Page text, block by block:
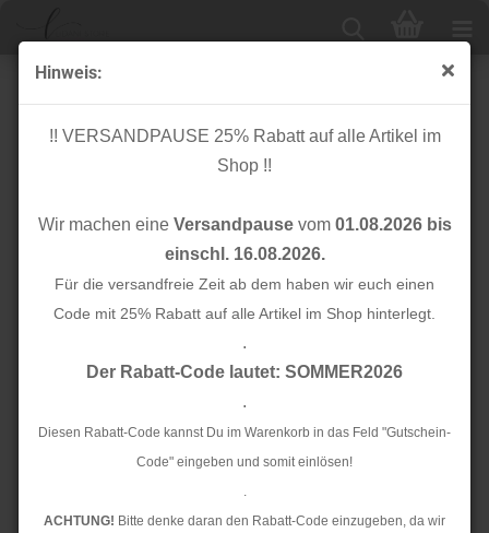
Hinweis:
!! VERSANDPAUSE 25% Rabatt auf alle Artikel im
Shop !!
Wir machen eine Versandpausevom 01.08.2026 bis
einschl. 16.08.2026.
Für die versandfreie Zeit ab dem haben wir euch einen
Code mit 25% Rabatt auf alle Artikel im Shop hinterlegt.
.
Der Rabatt-Code lautet: SOMMER2026
.
Diesen Rabatt-Code kannst Du im Warenkorb in das Feld "Gutschein-
Code" eingeben und somit einlösen!
.
ACHTUNG! Bitte denke daran den Rabatt-Code einzugeben, da wir
Bio Jacquard - Sunny - verdino/meringa - Weekender -
Hamburger Liebe - Albstoffe